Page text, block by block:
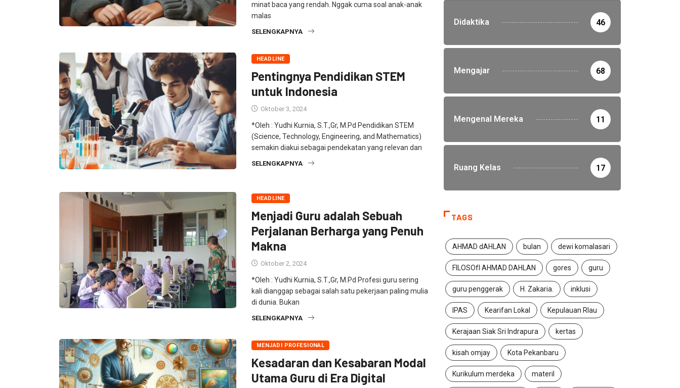
minat baca yang rendah. Nggak cuma soal anak-anak
malas
SELENGKAPNYA
HEADLINE
Pentingnya Pendidikan STEM
untuk Indonesia
Oktober 3, 2024
*Oleh : Yudhi Kurnia, S.T.,Gr, M.Pd Pendidikan STEM
(Science, Technology, Engineering, and Mathematics)
semakin diakui sebagai pendekatan yang relevan dan
SELENGKAPNYA
HEADLINE
Menjadi Guru adalah Sebuah
Perjalanan Berharga yang Penuh
Makna
Oktober 2, 2024
*Oleh : Yudhi Kurnia, S.T.,Gr, M.Pd Profesi guru sering
kali dianggap sebagai salah satu pekerjaan paling mulia
di dunia. Bukan
SELENGKAPNYA
MENJADI PROFESIONAL
Kesadaran dan Kesabaran Modal
Utama Guru di Era Digital
Didaktika 46
Mengajar 68
Mengenal Mereka 11
Ruang Kelas 17
TAGS
AHMAD dAHLAN bulan dewi komalasari
FILOSOfI AHMAD DAHLAN gores guru
guru penggerak H. Zakaria. inklusi
IPAS Kearifan Lokal Kepulauan RIau
Kerajaan Siak Sri Indrapura kertas
kisah omjay Kota Pekanbaru
Kurikulum merdeka materil